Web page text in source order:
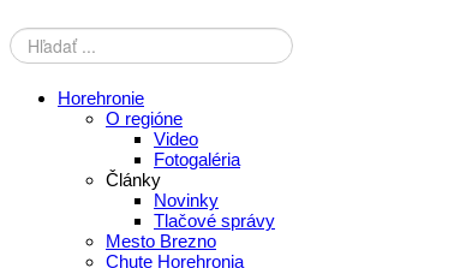
Horehronie
O regióne
Video
Fotogaléria
Články
Novinky
Tlačové správy
Mesto Brezno
Chute Horehronia